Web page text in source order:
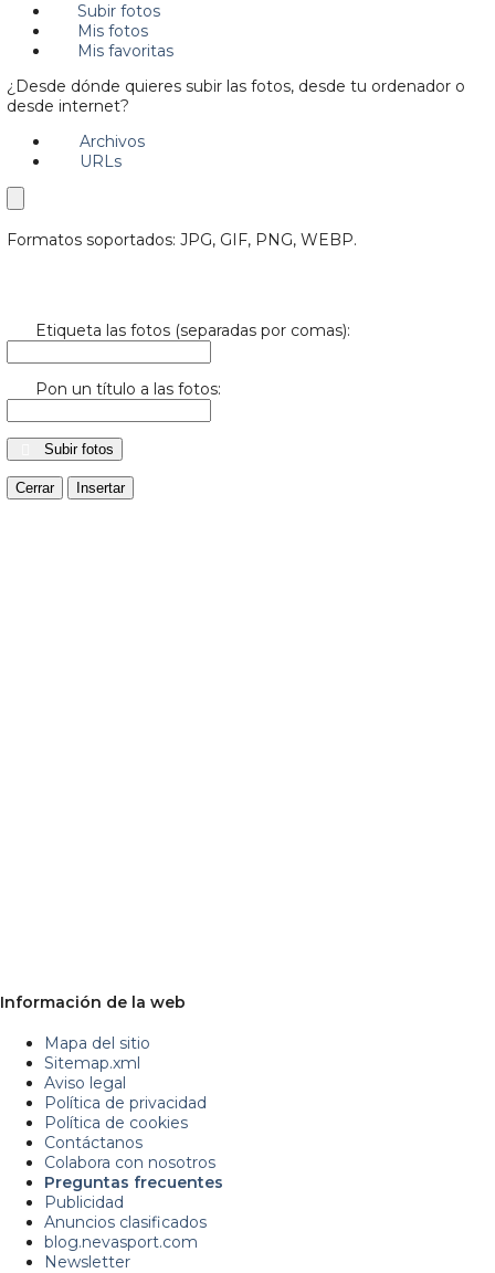
Subir fotos
Mis fotos
Mis favoritas
¿Desde dónde quieres subir las fotos, desde tu ordenador o
desde internet?
Archivos
URLs
Formatos soportados: JPG, GIF, PNG, WEBP.
Etiqueta las fotos (separadas por comas):
Pon un título a las fotos:
Subir fotos
Cerrar Insertar
Información de la web
Mapa del sitio
Sitemap.xml
Aviso legal
Política de privacidad
Política de cookies
Contáctanos
Colabora con nosotros
Preguntas frecuentes
Publicidad
Anuncios clasificados
blog.nevasport.com
Newsletter